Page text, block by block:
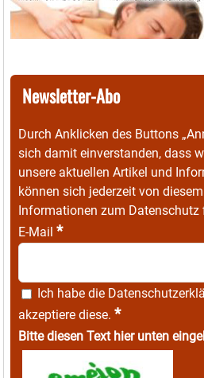
Newsletter-Abo
Durch Anklicken des Buttons
sich damit einverstanden, dass
unsere aktuellen Artikel und
können sich jederzeit von
Informationen zum Datenschutz
E-Mail *
Ich habe die
akzeptiere diese. *
Bitte diesen Text hier unten